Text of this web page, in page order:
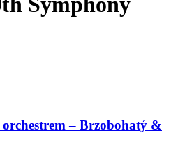
– Brzobohatý &